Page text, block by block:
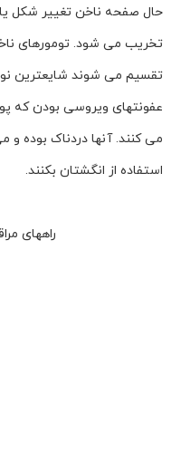
حال صفحه ناخن تغییر شکل
تخریب می شود. تومورهای
تقسیم می شوند شایعترین
عفونتهای ویروسی بودن که
می کنند. آنها دردناک بوده و
استفاده از انگشتان بکنند.
راههای